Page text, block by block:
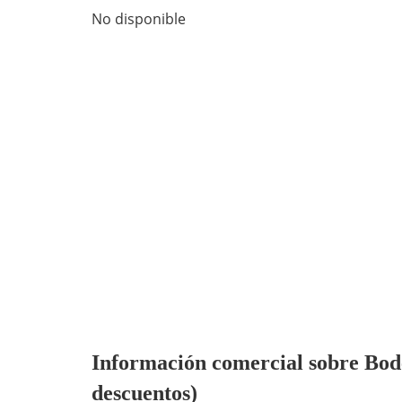
No disponible
Información comercial sobre
descuentos)